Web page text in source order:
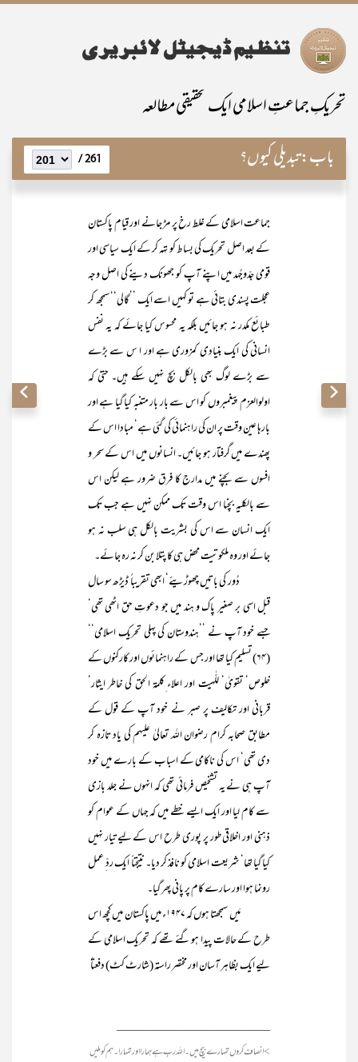
تحریکِ جماعتِ اسلامی ایک تحقیقی مطالعہ
باب:تبدیلی کیوں؟ 261 /
جماعت اسلامی کے غلط رخ پر مڑ جانے اور قیام پاکستان
کے بعد اصل تحریک کی بساط کو تہہ کر کے ایک سیاسی اور
قومی جدّوجُہد میں اپنے آپ کو جھونک دینے کی اصل وجہ
عجلت پسندی بتائی ہے تو کہیں اسے ایک ’’گالی‘‘ سمجھ کر
طبائع مکدر نہ ہو جائیں بلکہ یہ محسوس کیا جائے کہ یہ نفس
انسانی کی ایک بنیادی کمزوری ہے اور ا س سے بڑے
سے بڑے لوگ بھی بالکل بچ نہیں سکے ہیں۔ حتیٰ کہ
اولوالعزم پیغمبروں کو اس سے بار بار متنبہ کیا گیا ہے اور
بارہا عین وقت پر ان کی راہنمائی کی گئی ہے‘ مبادا اس کے
پھندے میں گرفتار ہو جائیں۔ انسانوں میں اس کے سحر و
افسوں سے بچنے میں مدارج کا فرق ضرور ہے لیکن اس
سے بالکلیہ بچنا اس وقت تک ممکن نہیں ہے جب تک
ایک انسان سے اس کی بشریت بالکل ہی سلب نہ ہو
جائے اور وہ ملکوتیت محض ہی کا پتلا بن کر نہ رہ جائے۔
دُور کی باتیں چھوڑیئے‘ ابھی تقریباً ڈیڑھ سو سال
قبل اسی بر صغیر پاک و ہند میں جو دعوتِ حق اٹھی تھی‘
جسے خود آپ نے ’’ہندوستان کی پہلی تحریک اسلامی‘‘
(۶۴) تسلیم کیا تھا اور جس کے راہنمائوں اور کارکنوں کے
خلوص‘ تقویٰ‘ للّٰہیت اور اعلاء ِکلمۃ الحق کی خاطر ایثار‘
قربانی اور تکالیف پر صبر نے خود آپ کے قول کے
مطابق صحابہ کرام رضوان اللہ تعالیٰ علیہم کی یاد تازہ کر
دی تھی‘ اس کی ناکامی کے اسباب کے بارے میں خود
آپ ہی نے یہ تشخیص فرمائی تھی کہ انہوں نے جلد بازی
سے کام لیا اور ایک ایسے خطے میں کہ جہاں کے عوام کو
ذہنی اور اخلاقی طور پر پوری طرح اس کے لیے تیار نہیں
کیا گیا تھا‘ شریعت اسلامی کو نافذ کر دیا۔ نتیجتاً ایک ردّ ِ عمل
رونما ہوا اور سارے کام پر پانی پھر گیا۔
مَیں سمجھتا ہوں کہ ۱۹۴۷ء میں پاکستان میں کچھ اس
طرح کے حالات پیدا ہو گئے تھے کہ تحریک اسلامی کے
لیے ایک بظاہر آسان اور مختصر راستہ (شارٹ کٹ) دفعتاً
________________________
>انصاف کروں تمہارے بیچ میں۔ اللہ رب ہے ہمارا اور تمہارا۔ ہم کو ملیں